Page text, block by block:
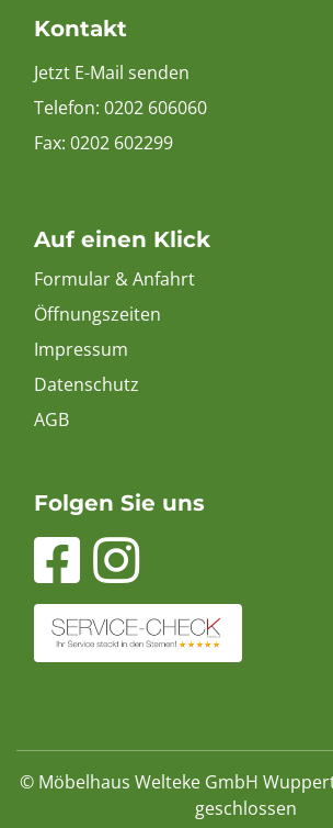
Kontakt
Jetzt E-Mail senden
Telefon: 0202 606060
Fax: 0202 602299
Auf einen Klick
Formular & Anfahrt
Öffnungszeiten
Impressum
Datenschutz
AGB
Folgen Sie uns
© Möbelhaus Welteke GmbH
geschlossen